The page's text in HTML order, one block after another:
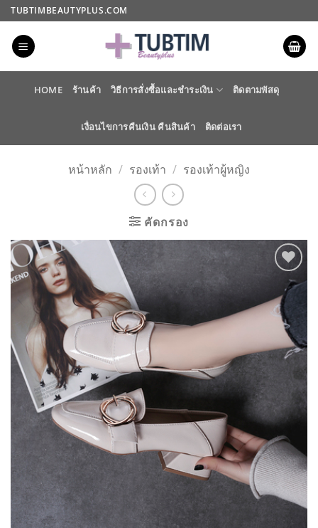
ข้าม
ไป
เนื้อหา
TUBTIMBEAUTYPLUS.COM
HOME ร้านค้า วิธีการสั่งซื้อและชำระเงิน ติดตามพัสดุ
เงื่อนไขการคืนเงิน คืนสินค้า ติดต่อเรา
หน้าหลัก / รองเท้า / รองเท้าผู้หญิง
คัดกรอง
ADD TO
WISHLIST